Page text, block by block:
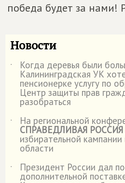
победа будет за нами!
Новости
˙ Когда деревья были
Калининградская УК
пенсионерке услугу по
Центр защиты прав
разобраться
˙
На региональной
СПРАВЕДЛИВАЯ РОССИЯ
избирательной
области
˙
Президент России дал
дополнительной